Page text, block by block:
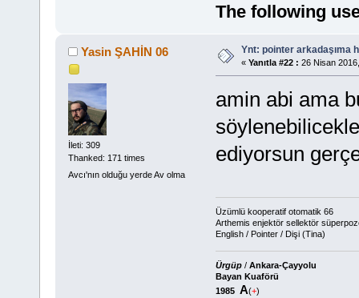
The following
Yasin ŞAHİN 06
İleti: 309
Thanked: 171 times
Avcı'nın olduğu yerde Av olma
Ynt: pointer arkadaşıma
« Yanıtla #22 : 26 Nisan
amin abi ama
ediyorsun
Üzümlü kooperatif otomatik 66
Arthemis enjektör sellektör
English / Pointer / Dişi (Tina)
Ürgüp/ Ankara-Çayyolu
Bayan Kuaförü
1985 A(+)